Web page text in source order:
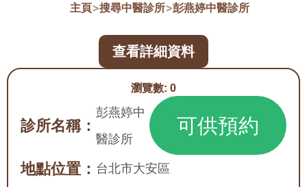
主頁>搜尋中醫診所>彭燕婷中醫診所
瀏覽數: 0
診所名稱：
彭燕婷中
醫診所
可供預約
地點位置： 台北市大安區
查看詳細資料